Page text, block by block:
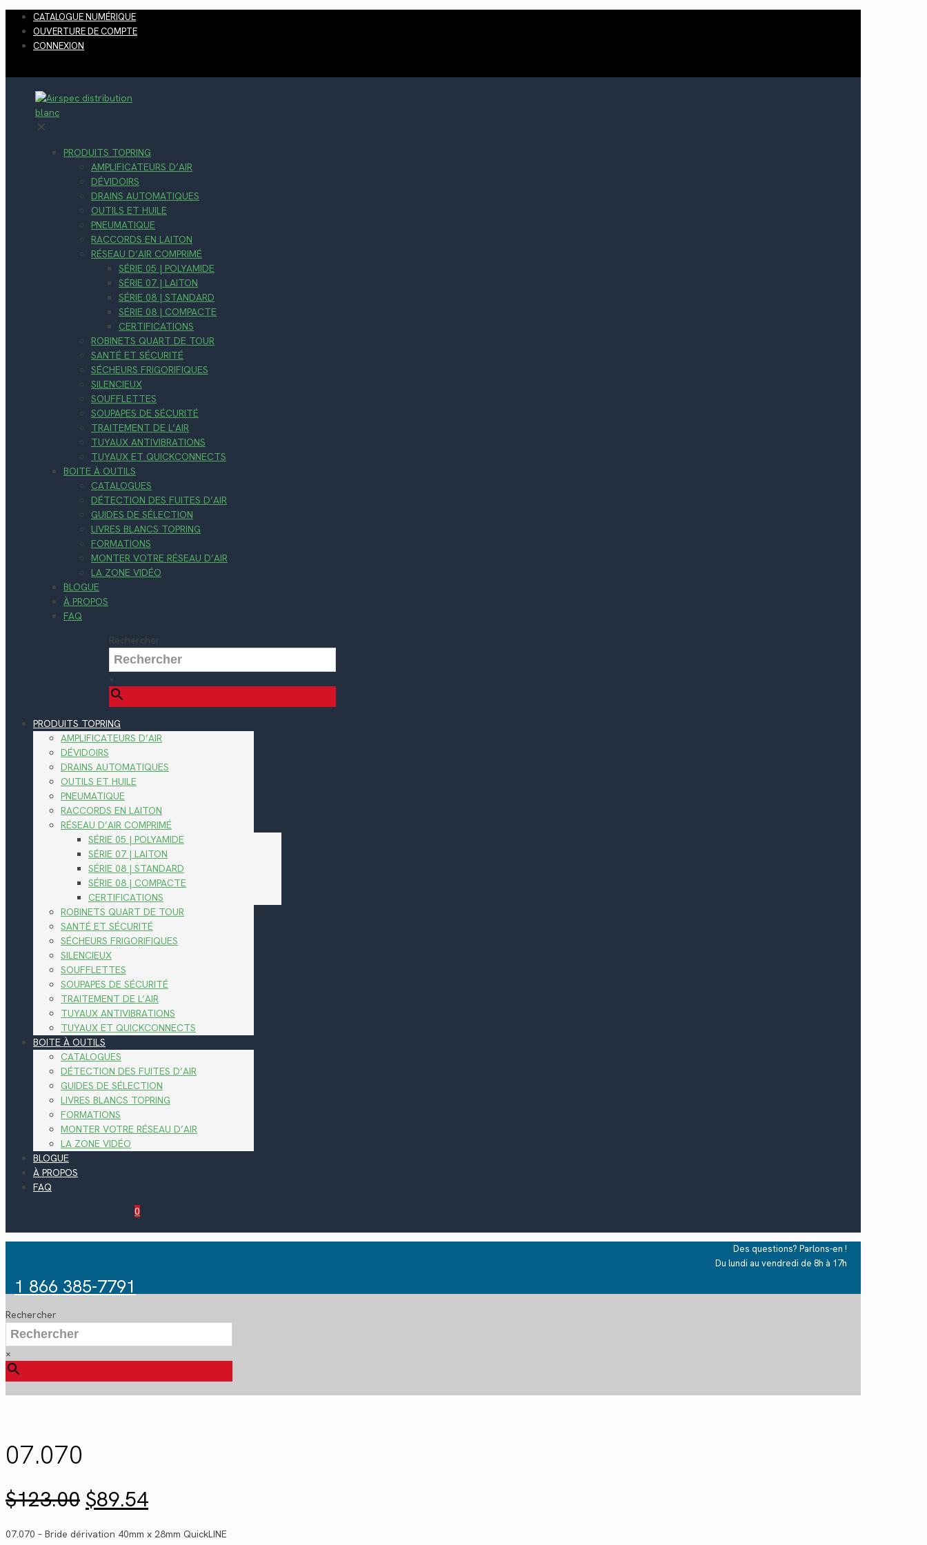
CATALOGUE NUMÉRIQUE
OUVERTURE DE COMPTE
CONNEXION
✕
PRODUITS TOPRING
AMPLIFICATEURS D’AIR
DÉVIDOIRS
DRAINS AUTOMATIQUES
OUTILS ET HUILE
PNEUMATIQUE
RACCORDS EN LAITON
RÉSEAU D’AIR COMPRIMÉ
SÉRIE 05 | POLYAMIDE
SÉRIE 07 | LAITON
SÉRIE 08 | STANDARD
SÉRIE 08 | COMPACTE
CERTIFICATIONS
ROBINETS QUART DE TOUR
SANTÉ ET SÉCURITÉ
SÉCHEURS FRIGORIFIQUES
SILENCIEUX
SOUFFLETTES
SOUPAPES DE SÉCURITÉ
TRAITEMENT DE L’AIR
TUYAUX ANTIVIBRATIONS
TUYAUX ET QUICKCONNECTS
BOITE À OUTILS
CATALOGUES
DÉTECTION DES FUITES D’AIR
GUIDES DE SÉLECTION
LIVRES BLANCS TOPRING
FORMATIONS
MONTER VOTRE RÉSEAU D’AIR
LA ZONE VIDÉO
BLOGUE
À PROPOS
FAQ
Rechercher
×
PRODUITS TOPRING
AMPLIFICATEURS D’AIR
DÉVIDOIRS
DRAINS AUTOMATIQUES
OUTILS ET HUILE
PNEUMATIQUE
RACCORDS EN LAITON
RÉSEAU D’AIR COMPRIMÉ
SÉRIE 05 | POLYAMIDE
SÉRIE 07 | LAITON
SÉRIE 08 | STANDARD
SÉRIE 08 | COMPACTE
CERTIFICATIONS
ROBINETS QUART DE TOUR
SANTÉ ET SÉCURITÉ
SÉCHEURS FRIGORIFIQUES
SILENCIEUX
SOUFFLETTES
SOUPAPES DE SÉCURITÉ
TRAITEMENT DE L’AIR
TUYAUX ANTIVIBRATIONS
TUYAUX ET QUICKCONNECTS
BOITE À OUTILS
CATALOGUES
DÉTECTION DES FUITES D’AIR
GUIDES DE SÉLECTION
LIVRES BLANCS TOPRING
FORMATIONS
MONTER VOTRE RÉSEAU D’AIR
LA ZONE VIDÉO
BLOGUE
À PROPOS
FAQ
0
Des questions? Parlons-en !
Du lundi au vendredi de 8h à 17h
1 866 385-7791
Rechercher
×
07.070
$123.00 Le
prix
initial
$89.54Le
prix
actuel
07.070 – Bride dérivation 40mm x 28mm QuickLINE